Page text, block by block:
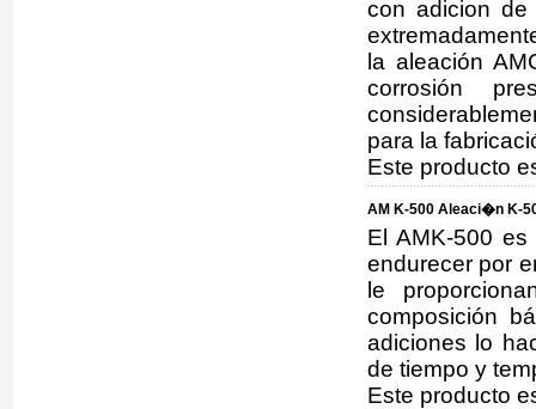
con adicion
la aleación
corrosión
para la
Este producto
AM K-500 Aleaci�n K-
El AMK-500
endurecer por
le
composición
adiciones lo
de tiempo y
Este producto